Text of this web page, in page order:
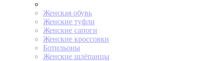
Женская обувь
Женские туфли
Женские сапоги
Женские кроссовки
Ботильоны
Женские шлёпанцы